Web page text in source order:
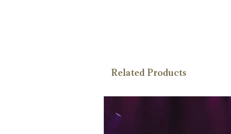
Related Products